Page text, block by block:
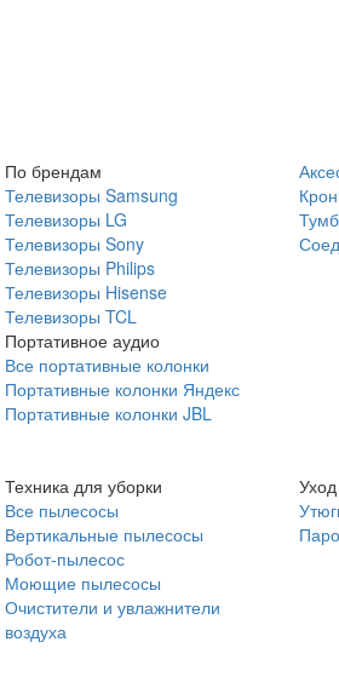
По брендам
Телевизоры Samsung
Телевизоры LG
Телевизоры Sony
Телевизоры Philips
Телевизоры Hisense
Телевизоры TCL
Портативное аудио
Все портативные колонки
Портативные колонки Яндекс
Портативные колонки JBL
Техника для уборки
Все пылесосы
Вертикальные пылесосы
Робот-пылесос
Моющие пылесосы
Очистители и увлажнители
воздуха